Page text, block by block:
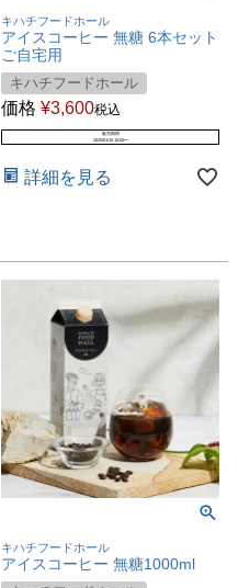
キハチフードホール
アイスコーヒー 無糖 6本セット
ご自宅用
キハチフードホール
価格 ¥3,600税込
販売期間
2025/01/10 10:00〜
詳細を見る
キハチフードホール
アイスコーヒー 無糖1000ml